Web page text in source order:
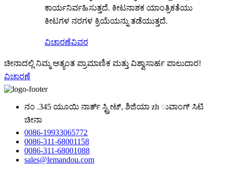
ಕಾರ್ಯನಿರ್ವಹಿಸುತ್ತದೆ. ಕೀಟನಾಶಕ ಯಾಂತ್ರಿಕತೆಯು
ಕೀಟಗಳ ನರಗಳ ಕ್ರಿಯೆಯನ್ನು ತಡೆಯುತ್ತದೆ.
ವಿಚಾರಣೆವಿವರ
ಚೀನಾದಲ್ಲಿ ನಿಮ್ಮ ಅತ್ಯಂತ ಪ್ರಾಮಾಣಿಕ ಮತ್ತು ವಿಶ್ವಾಸಾರ್ಹ ಪಾಲುದಾರ!
ವಿಚಾರಣೆ
ನಂ .345 ಯೂಯಿ ನಾರ್ತ್ ಸ್ಟ್ರೀಟ್, ಶಿಜಿಯಾ zh ುವಾಂಗ್ ಸಿಟಿ
ಚೀನಾ
0086-19933065772
0086-311-68001158
0086-311-68001088
sales@lemandou.com